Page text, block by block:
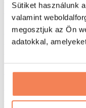
Sütiket használunk
valamint
megosztjuk az Ön
adatokkal,
Futás
Küzdősportok
Kerékpározás
Jóga és pilates
Úszás
Túrázás
Vörösfény-terápia